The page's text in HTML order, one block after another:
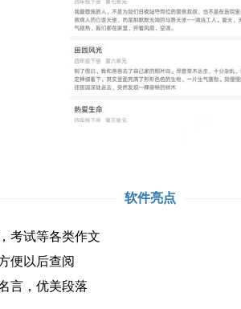
软件亮点
考试等各类作文
便以后查阅
言，优美段落